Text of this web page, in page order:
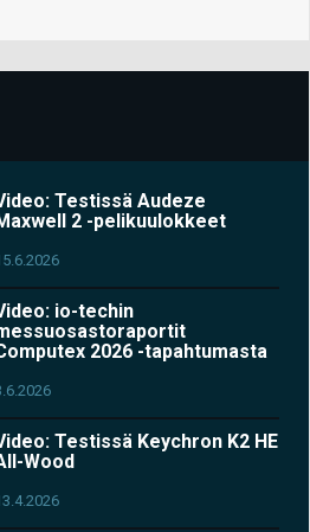
Testissä Audeze
2 -pelikuulokkeet
io-techin
2026 -tapahtumasta
Testissä Keychron K2 HE
Wood